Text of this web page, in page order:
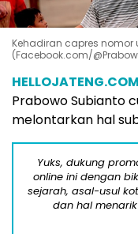
Kehadiran capres nomor
(Facebook.com/
HELLOJATENG.COM
Prabowo Subianto
melontarkan hal
Yuks, dukung
online ini dengan
sejarah, asal-usul
dan hal